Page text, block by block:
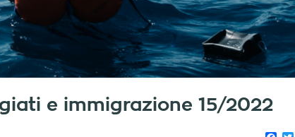
e immigrazione 15/2022